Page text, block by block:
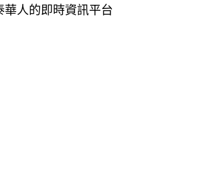
人的即時資訊平台